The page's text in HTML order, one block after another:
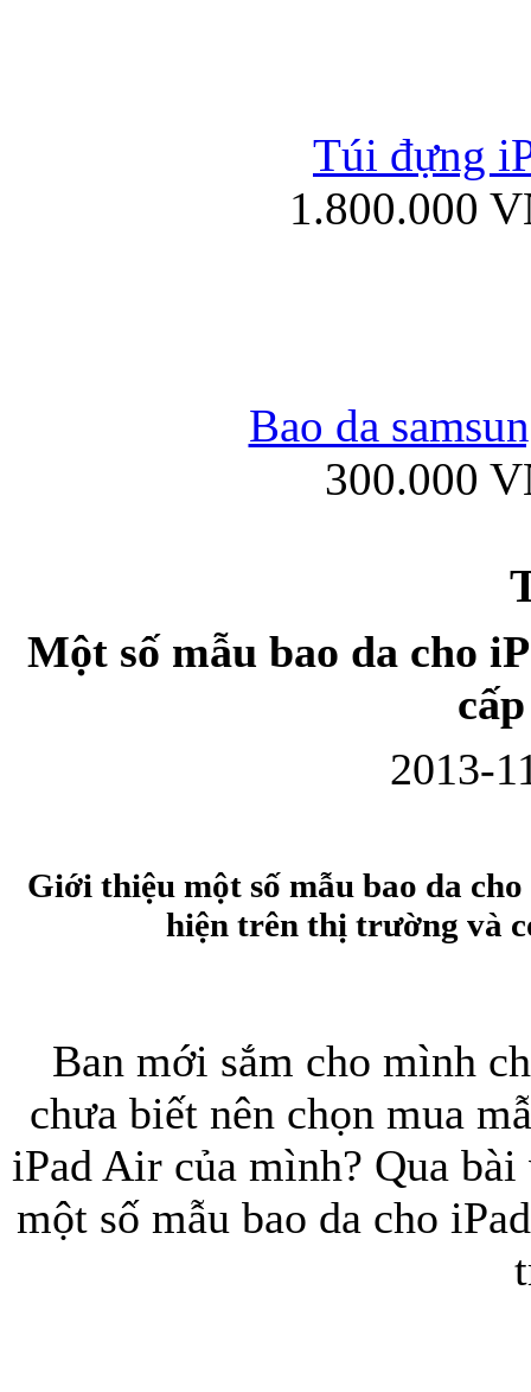
Túi xách da
Bao da Samsung
Ốp lưng Samsung
Túi xách da
Túi đựng
1.800.000
Bao da
300.000
Một số mẫu bao da cho
2013-
Giới thiệu một số mẫu bao da
hiện trên thị trường và
Ban mới sắm cho mình
chưa biết nên chọn mua
iPad Air của mình? Qua
một số mẫu bao da cho